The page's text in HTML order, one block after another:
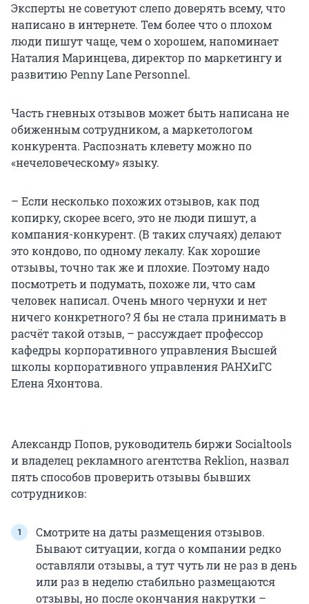
Эксперты не советуют слепо доверять всему, что
написано в интернете. Тем более что о плохом
люди пишут чаще, чем о хорошем, напоминает
Наталия Маринцева, директор по маркетингу и
развитию Penny Lane Personnel.
Часть гневных отзывов может быть написана не
обиженным сотрудником, а маркетологом
конкурента. Распознать клевету можно по
«нечеловеческому» языку.
– Если несколько похожих отзывов, как под
копирку, скорее всего, это не люди пишут, а
компания-конкурент. (В таких случаях) делают
это кондово, по одному лекалу. Как хорошие
отзывы, точно так же и плохие. Поэтому надо
посмотреть и подумать, похоже ли, что сам
человек написал. Очень много чернухи и нет
ничего конкретного? Я бы не стала принимать в
расчёт такой отзыв, – рассуждает профессор
кафедры корпоративного управления Высшей
школы корпоративного управления РАНХиГС
Елена Яхонтова.
Александр Попов, руководитель биржи Socialtools
и владелец рекламного агентства Reklion, назвал
пять способов проверить отзывы бывших
сотрудников:
Смотрите на даты размещения отзывов.
Бывают ситуации, когда о компании редко
оставляли отзывы, а тут чуть ли не раз в день
или раз в неделю стабильно размещаются
отзывы, но после окончания накрутки –